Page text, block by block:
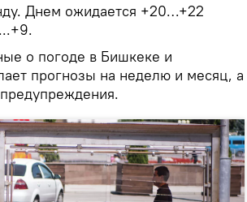
Днем ожидается +20…+22
о погоде в Бишкеке и
прогнозы на неделю и месяц, а